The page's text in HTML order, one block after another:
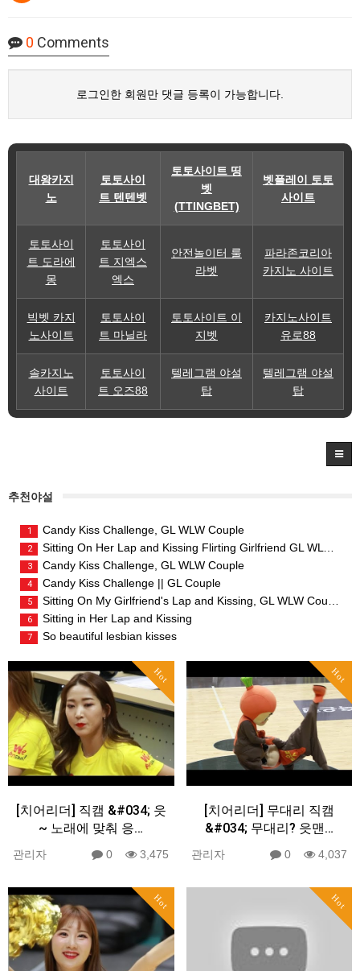
0 Comments
로그인한 회원만 댓글 등록이 가능합니다.
대왕카지
노
토토사이
트 텐텐벳
토토사이트 띵
벳
(TTINGBET)
벳플레이 토토
사이트
토토사이
트 도라에
몽
토토사이
트 지엑스
엑스
안전놀이터 룰
라벳
파라존코리아
카지노 사이트
빅벳 카지
노사이트
토토사이
트 마닐라
토토사이트 이
지벳
카지노사이트
유로88
솔카지노
사이트
토토사이
트 오즈88
텔레그램 야설
탑
텔레그램 야설
탑
추천야설
1 Candy Kiss Challenge, GL WLW Couple
2 Sitting On Her Lap and Kissing Flirting Girlfriend GL WLW Couple
3 Candy Kiss Challenge, GL WLW Couple
4 Candy Kiss Challenge || GL Couple
5 Sitting On My Girlfriend's Lap and Kissing, GL WLW Couple
6 Sitting in Her Lap and Kissing
7 So beautiful lesbian kisses
Hot
[치어리더] 직캠 &#034; 읏
~ 노래에 맞춰 응…
관리자 0 3,475
Hot
[치어리더] 무대리 직캠
&#034; 무대리? 읏맨…
관리자 0 4,037
Hot Hot